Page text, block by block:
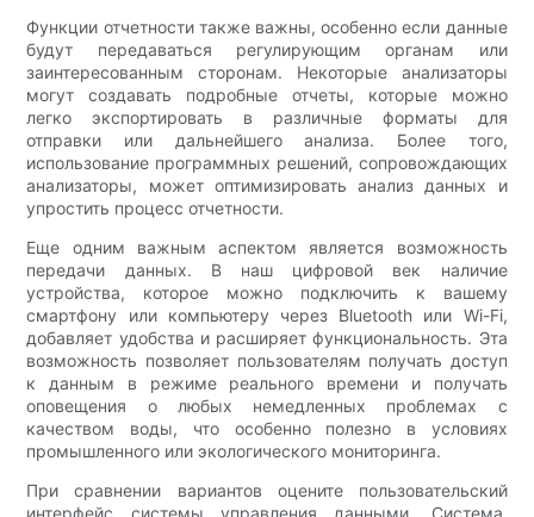
Функции отчетности также важны, особенно если данные
будут передаваться регулирующим органам или
заинтересованным сторонам. Некоторые анализаторы
могут создавать подробные отчеты, которые можно
легко экспортировать в различные форматы для
отправки или дальнейшего анализа. Более того,
использование программных решений, сопровождающих
анализаторы, может оптимизировать анализ данных и
упростить процесс отчетности.
Еще одним важным аспектом является возможность
передачи данных. В наш цифровой век наличие
устройства, которое можно подключить к вашему
смартфону или компьютеру через Bluetooth или Wi-Fi,
добавляет удобства и расширяет функциональность. Эта
возможность позволяет пользователям получать доступ
к данным в режиме реального времени и получать
оповещения о любых немедленных проблемах с
качеством воды, что особенно полезно в условиях
промышленного или экологического мониторинга.
При сравнении вариантов оцените пользовательский